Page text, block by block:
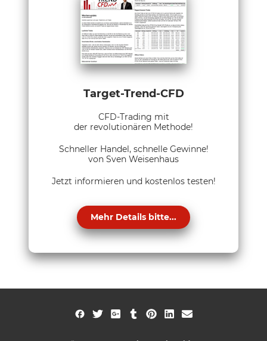
Target-Trend-CFD
CFD-Trading mit
der revolutionären Methode!
Schneller Handel, schnelle Gewinne!
von Sven Weisenhaus
Jetzt informieren und kostenlos testen!
Mehr Details bitte...